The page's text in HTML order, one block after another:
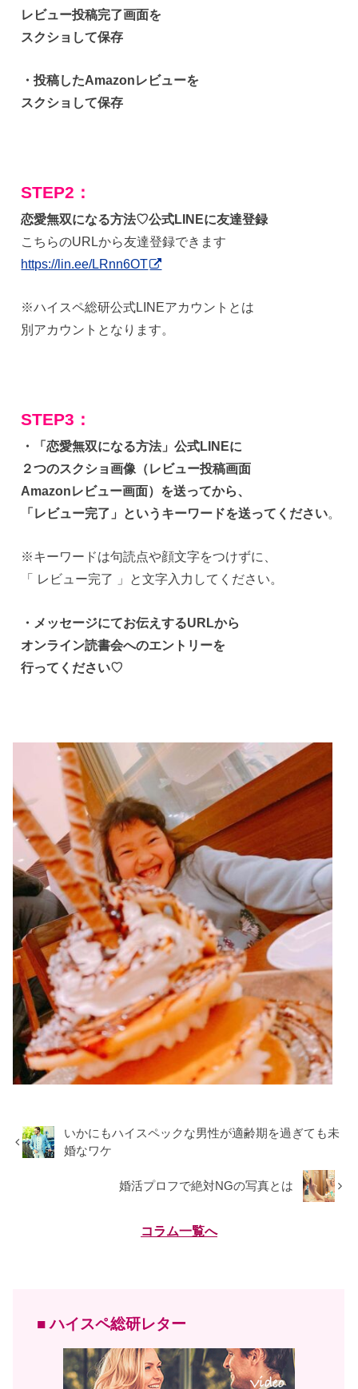
レビュー投稿完了画面を
スクショして保存
・投稿したAmazonレビューを
スクショして保存
STEP2：
恋愛無双になる方法♡公式LINEに友達登録
こちらのURLから友達登録できます
https://lin.ee/LRnn6OT
※ハイスペ総研公式LINEアカウントとは
別アカウントとなります。
STEP3：
・「恋愛無双になる方法」公式LINEに
２つのスクショ画像（レビュー投稿画面
Amazonレビュー画面）を送ってから、
「レビュー完了」というキーワードを送ってください。
※キーワードは句読点や顔文字をつけずに、
「 レビュー完了 」と文字入力してください。
・メッセージにてお伝えするURLから
オンライン読書会へのエントリーを
行ってください♡
いかにもハイスペックな男性が適齢期を過ぎても未
婚なワケ
婚活プロフで絶対NGの写真とは
コラム一覧へ
■ ハイスペ総研レター